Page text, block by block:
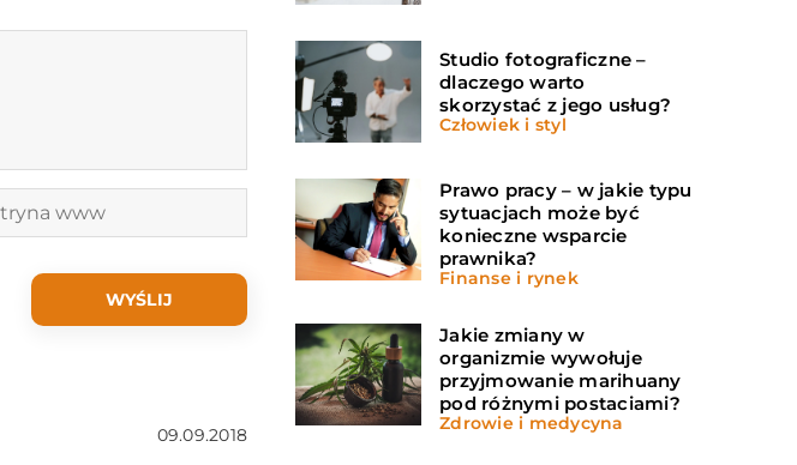
09.09.2018
Studio fotograficzne –
dlaczego warto
skorzystać z jego usług?
Człowiek i styl
Prawo pracy – w jakie typu
sytuacjach może być
konieczne wsparcie
prawnika?
Finanse i rynek
Jakie zmiany w
organizmie wywołuje
przyjmowanie marihuany
pod różnymi postaciami?
Zdrowie i medycyna